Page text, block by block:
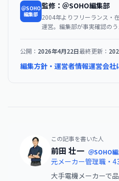
＠SOHO
編集部
監修：＠SOHO編集部
2004年よりフリーランス・
運営。編集部が事実確認のう
公開： 2026年4月22日最終更新：
編集方針・運営者情報運営会社
この記事を書いた人
前田 壮一 ＠SOHO
元メーカー管理職・
大手電機メーカーで